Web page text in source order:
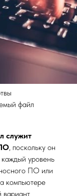
файл
служит
, поскольку он
уровень
ПО или
компьютере
вариант